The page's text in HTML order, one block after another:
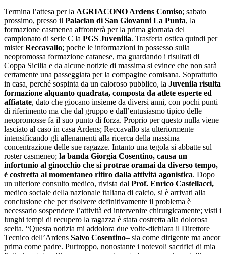
Termina l’attesa per la AGRIACONO Ardens Comiso; sabato
prossimo, presso il Palaclan di San Giovanni La Punta, la
formazione casmenea affronterà per la prima giornata del
campionato di serie C la PGS Juvenilia. Trasferta ostica quindi per
misterReccavallo; poche le informazioni in possesso sulla
neopromossa formazione catanese, ma guardando i risultati di
Coppa Sicilia e da alcune notizie di massima si evince che non sarà
certamente una passeggiata per la compagine comisana. Soprattutto
in casa, perché sospinta da un caloroso pubblico, la Juvenila risulta
formazione alquanto quadrata, composta da atlete esperte ed
affiatate, dato che giocano insieme da diversi anni, con pochi punti
di riferimento ma che dal gruppo e dall’entusiasmo tipico delle
neopromosse fa il suo punto di forza. Proprio per questo nulla viene
lasciato al caso in casa Ardens; Reccavallo sta ulteriormente
intensificando gli allenamenti alla ricerca della massima
concentrazione delle sue ragazze. Intanto una tegola si abbatte sul
roster casmeneo; la banda Giorgia Cosentino, causa un
infortunio al ginocchio che si protrae oramai da diverso tempo,
è costretta al momentaneo ritiro dalla attività agonistica. Dopo
un ulteriore consulto medico, rivista dal Prof. Enrico Castellacci,
medico sociale della nazionale italiana di calcio, si è arrivati alla
conclusione che per risolvere definitivamente il problema è
necessario sospendere l’attività ed intervenire chirurgicamente; visti i
lunghi tempi di recupero la ragazza è stata costretta alla dolorosa
scelta. “Questa notizia mi addolora due volte-dichiara il Direttore
Tecnico dell’Ardens Salvo Cosentino– sia come dirigente ma ancor
prima come padre. Purtroppo, nonostante i notevoli sacrifici di mia